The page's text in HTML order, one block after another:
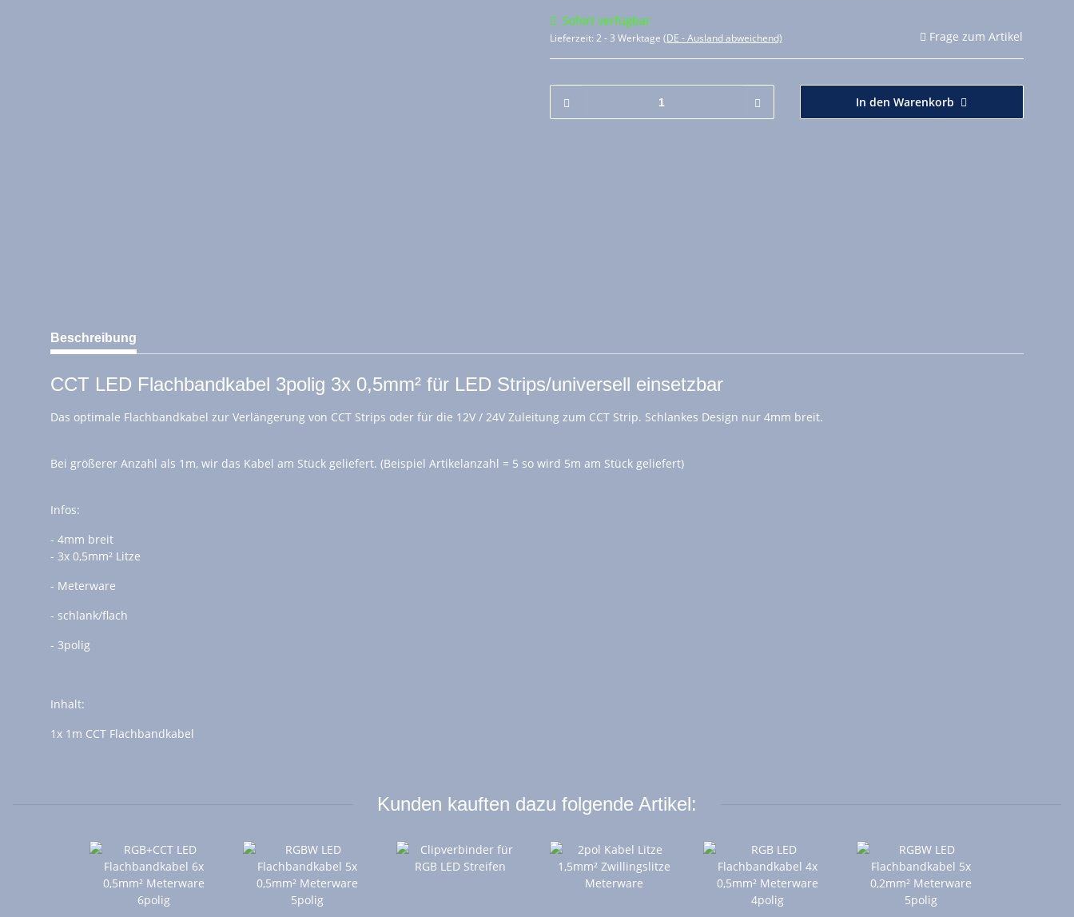
Sofort verfügbar
Lieferzeit: 2 - 3 Werktage (DE - Ausland abweichend) Frage zum Artikel
In den Warenkorb
weitere Registerkarten anzeigen
Beschreibung
CCT LED Flachbandkabel 3polig 3x 0,5mm² für LED Strips/universell einsetzbar
Das optimale Flachbandkabel zur Verlängerung von CCT Strips oder für die 12V / 24V Zuleitung zum CCT Strip. Schlankes Design nur 4mm breit.
Bei größerer Anzahl als 1m, wir das Kabel am Stück geliefert. (Beispiel Artikelanzahl = 5 so wird 5m am Stück geliefert)
Infos:
- 4mm breit
- 3x 0,5mm² Litze
- Meterware
- schlank/flach
- 3polig
Inhalt:
1x 1m CCT Flachbandkabel
Kunden kauften dazu folgende Artikel: